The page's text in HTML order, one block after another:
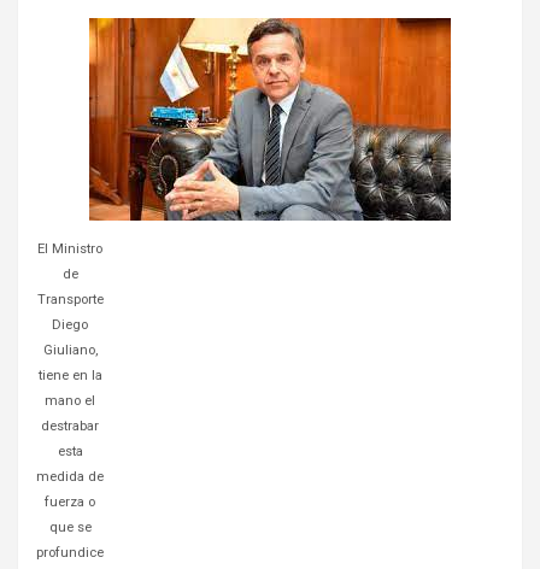
El Ministro
de
Transporte
Diego
Giuliano,
tiene en la
mano el
destrabar
esta
medida de
fuerza o
que se
profundice